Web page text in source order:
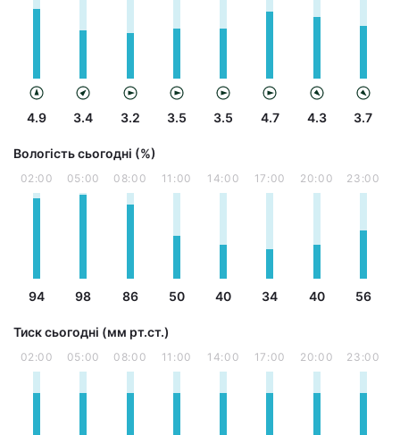
4.9 3.4 3.2 3.5 3.5 4.7 4.3 3.7
Вологість сьогодні (%)
02:00
94
05:00
98
08:00
86
11:00
50
14:00
40
17:00
34
20:00
40
23:00
56
Тиск сьогодні (мм рт.ст.)
02:00 05:00 08:00 11:00 14:00 17:00 20:00 23:00